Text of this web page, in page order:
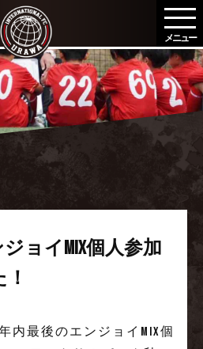
メ
ニ
ュ
ー
を
開
ジョイMIX個人参加
内最後のエンジョイMIX個